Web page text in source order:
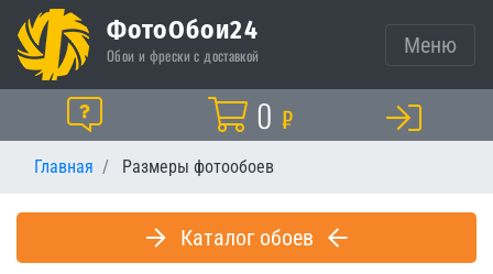
ФотоОбои24
Обои и фрески с доставкой Меню
Помощь Корзина
0 ₽
Главная Размеры фотообоев
Каталог обоев